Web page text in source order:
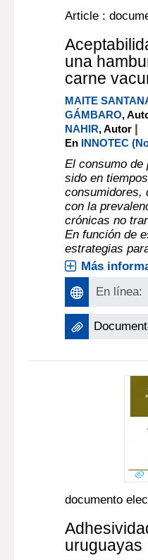
Article :
una
carne
MAITE
GÁMBARO,
NAHIR, Autor |
En INNOTEC
El consumo de
sido en
consumidores,
con la
crónicas no
En función de
estrategias
Más
En línea:
documento
uruguayas